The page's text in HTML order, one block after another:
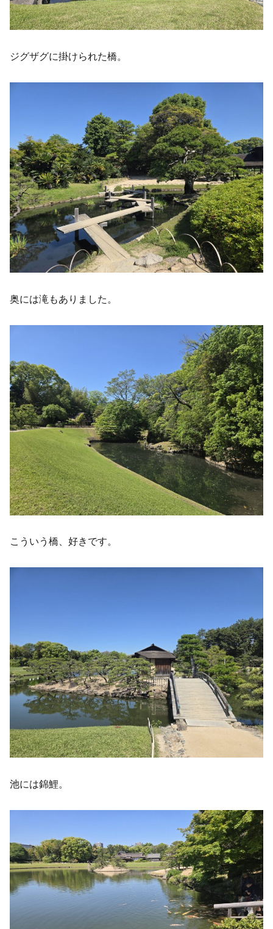
ジグザグに掛けられた橋。
奥には滝もありました。
こういう橋、好きです。
池には錦鯉。